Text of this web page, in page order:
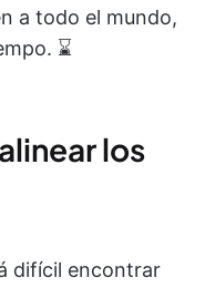
a todo el mundo,
⌛
los
difícil encontrar